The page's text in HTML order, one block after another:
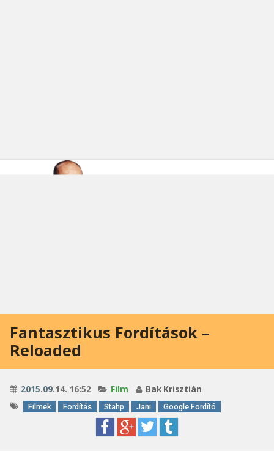
Fantasztikus Fordítások –
Reloaded
2015.09.14. 16:52 Film Bak Krisztián
Filmek Fordítás Stahp Jani Google Fordító